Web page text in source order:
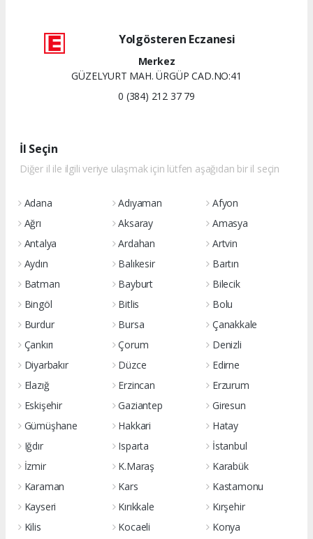
Yolgösteren Eczanesi
Merkez
GÜZELYURT MAH. ÜRGÜP CAD.NO:41
0 (384) 212 37 79
İl Seçin
Diğer il ile ilgili veriye ulaşmak için lütfen aşağıdan bir il seçin
Adana Adıyaman
Afyon
Ağrı
Aksaray
Amasya
Antalya
Ardahan
Artvin
Aydın
Balıkesir
Bartın
Batman
Bayburt
Bilecik
Bingöl
Bitlis
Bolu
Burdur
Bursa
Çanakkale
Çankırı
Çorum
Denizli
Diyarbakır
Düzce
Edirne
Elazığ
Erzincan
Erzurum
Eskişehir
Gaziantep
Giresun
Gümüşhane
Hakkari
Hatay
Iğdır
Isparta
İstanbul
İzmir
K.Maraş
Karabük
Karaman
Kars
Kastamonu
Kayseri
Kırıkkale
Kırşehir
Kilis
Kocaeli
Konya